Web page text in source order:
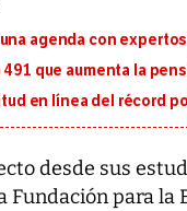
agenda con
que aumenta la
en línea del récord
desde sus
Fundación para la